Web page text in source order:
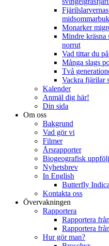
Monarker
Mindre kräsna
norrut
Vad tittar du
Många slags
Två
Vackra fjärilar
Kalender
Anmäl dig här!
Din sida
Om oss
Bakgrund
Vad gör vi
Filmer
Årsrapporter
Biogeografisk
Nyhetsbrev
In English
Butterfly
Kontakta oss
Övervakningen
Rapportera
Rapportera
Rapportera
Hur gör man?